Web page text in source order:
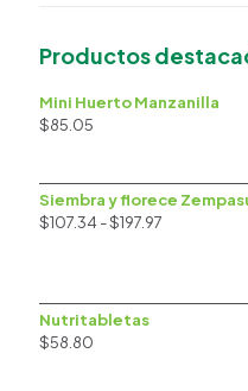
Productos
Mini Huerto Manzanilla
$85.05
Siembra y florece
$107.34 -$197.97
Nutritabletas
$58.80